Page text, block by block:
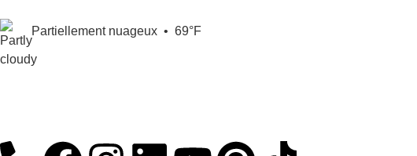
Partiellement nuageux • 69°F